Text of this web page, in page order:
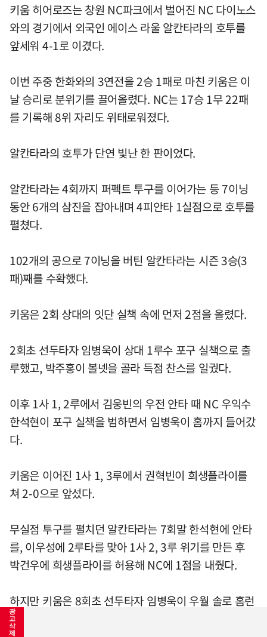
키움 히어로즈는 창원 NC파크에서 벌어진 NC 다이노스
와의 경기에서 외국인 에이스 라울 알칸타라의 호투를
앞세워 4-1로 이겼다.
이번 주중 한화와의 3연전을 2승 1패로 마친 키움은 이
날 승리로 분위기를 끌어올렸다. NC는 17승 1무 22패
를 기록해 8위 자리도 위태로워졌다.
알칸타라의 호투가 단연 빛난 한 판이었다.
알칸타라는 4회까지 퍼펙트 투구를 이어가는 등 7이닝
동안 6개의 삼진을 잡아내며 4피안타 1실점으로 호투를
펼쳤다.
102개의 공으로 7이닝을 버틴 알칸타라는 시즌 3승(3
패)째를 수확했다.
키움은 2회 상대의 잇단 실책 속에 먼저 2점을 올렸다.
2회초 선두타자 임병욱이 상대 1루수 포구 실책으로 출
루했고, 박주홍이 볼넷을 골라 득점 찬스를 일궜다.
이후 1사 1, 2루에서 김웅빈의 우전 안타 때 NC 우익수
한석현이 포구 실책을 범하면서 임병욱이 홈까지 들어갔
다.
키움은 이어진 1사 1, 3루에서 권혁빈이 희생플라이를
쳐 2-0으로 앞섰다.
무실점 투구를 펼치던 알칸타라는 7회말 한석현에 안타
를, 이우성에 2루타를 맞아 1사 2, 3루 위기를 만든 후
박건우에 희생플라이를 허용해 NC에 1점을 내줬다.
하지만 키움은 8회초 선두타자 임병욱이 우월 솔로 홈런
(시즌 2호)을 작렬해 한숨을 돌렸다.
광
고
삭
제